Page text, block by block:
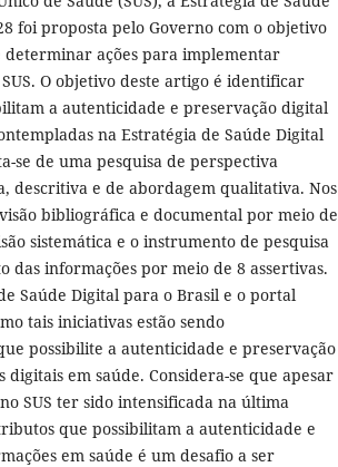
foi proposta pelo Governo com o objetivo
ações para implementar
O objetivo deste artigo é identificar
a autenticidade e preservação digital
na Estratégia de Saúde Digital
se de uma pesquisa de perspectiva
descritiva e de abordagem qualitativa. Nos
bibliográfica e documental por meio de
sistemática e o instrumento de pesquisa
das informações por meio de 8 assertivas.
Saúde Digital para o Brasil e o portal
tais iniciativas estão sendo
possibilite a autenticidade e preservação
em saúde. Considera-se que apesar
SUS ter sido intensificada na última
que possibilitam a autenticidade e
em saúde é um desafio a ser